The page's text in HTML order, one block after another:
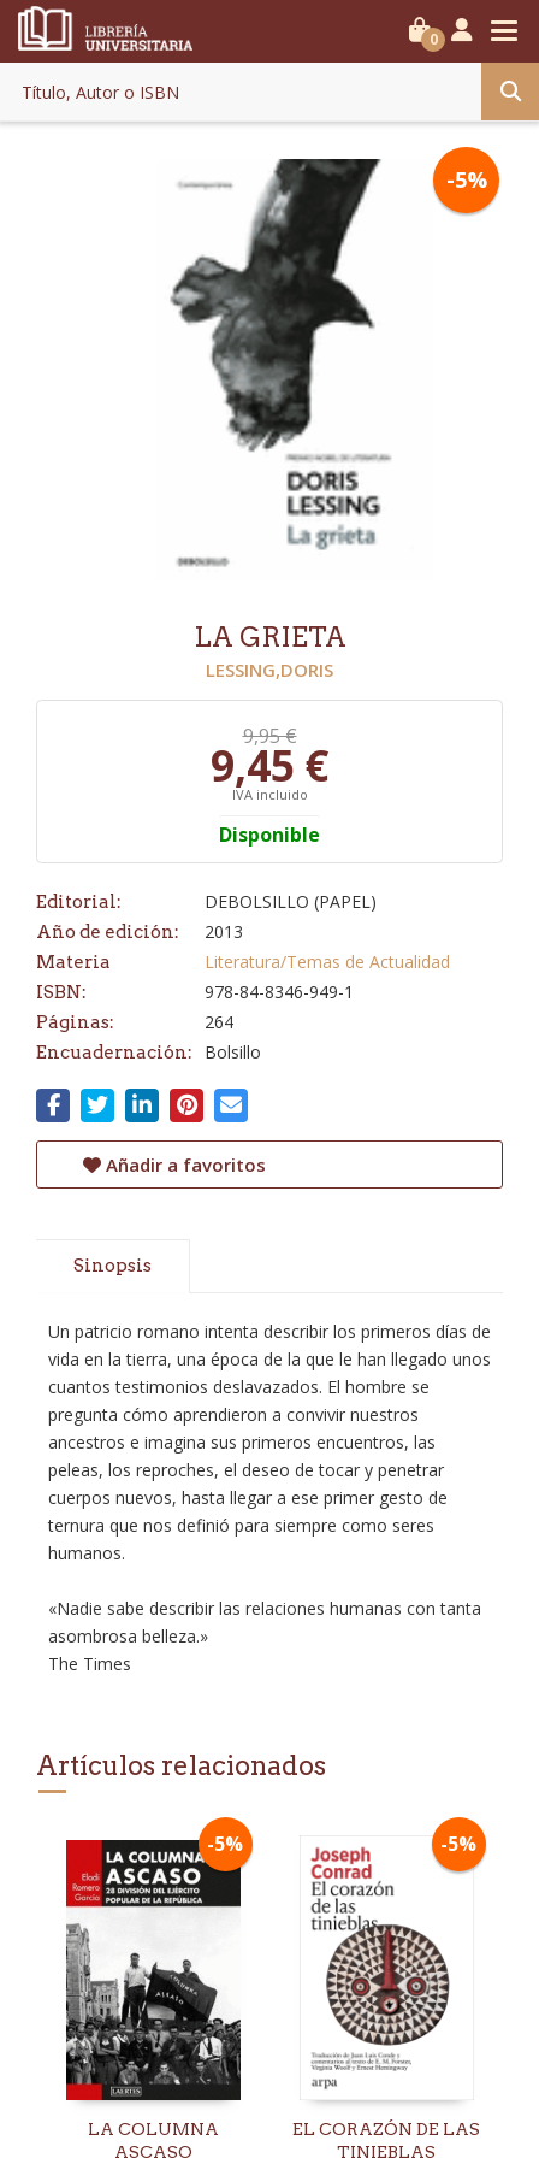
0
-5%
LA GRIETA
LESSING,DORIS
9,95 €
9,45 €
IVA incluido
Disponible
Editorial: DEBOLSILLO (PAPEL)
Año de edición: 2013
Materia Literatura/Temas de Actualidad
ISBN: 978-84-8346-949-1
Páginas: 264
Encuadernación: Bolsillo
Añadir a favoritos
Sinopsis
Un patricio romano intenta describir los primeros días de
vida en la tierra, una época de la que le han llegado unos
cuantos testimonios deslavazados. El hombre se
pregunta cómo aprendieron a convivir nuestros
ancestros e imagina sus primeros encuentros, las
peleas, los reproches, el deseo de tocar y penetrar
cuerpos nuevos, hasta llegar a ese primer gesto de
ternura que nos definió para siempre como seres
humanos.
«Nadie sabe describir las relaciones humanas con tanta
asombrosa belleza.»
The Times
Artículos relacionados
-5%
LA COLUMNA
ASCASO
-5%
EL CORAZÓN DE LAS
TINIEBLAS